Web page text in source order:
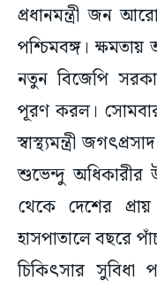
প্রধানমন্ত্রী জন
পশ্চিমবঙ্গ।
নতুন বিজেপি
পূরণ করল। সোমবার
স্বাস্থ্যমন্ত্রী
শুভেন্দু অধিকারীর
থেকে দেশের
হাসপাতালে বছরে
চিকিৎসার